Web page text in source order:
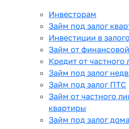
Инвесторам
Займ под залог
Инвестиции в
Займ от
Кредит от частного
Займ под залог
Займ под залог ПТС
Займ от частного
квартиры
Займ под залог